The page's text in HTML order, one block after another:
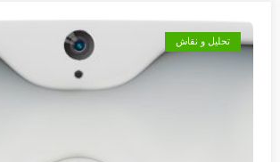
تحليل و نقاش